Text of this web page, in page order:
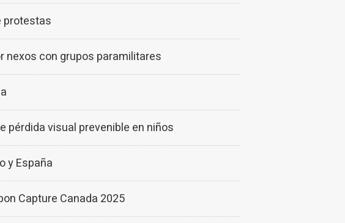
protestas
nexos con grupos paramilitares
pérdida visual prevenible en niños
y España
Capture Canada 2025